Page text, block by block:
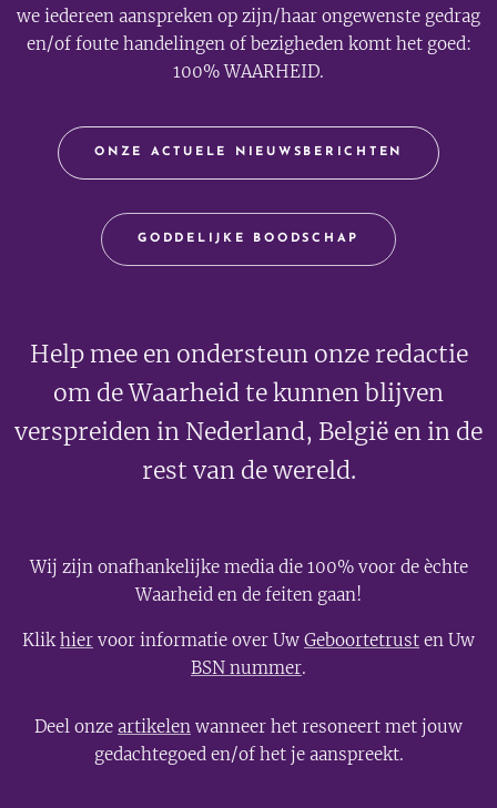
we iedereen aanspreken op zijn/haar ongewenste gedrag
en/of foute handelingen of bezigheden komt het goed:
100% WAARHEID.
ONZE ACTUELE NIEUWSBERICHTEN
GODDELIJKE BOODSCHAP
Help mee en ondersteun onze redactie
om de Waarheid te kunnen blijven
verspreiden in Nederland, België en in de
rest van de wereld.
Wij zijn onafhankelijke media die 100% voor de èchte
Waarheid en de feiten gaan!
Klikhier voor informatie over Uw Geboortetrust en Uw
BSN nummer.
Deel onze artikelen wanneer het resoneert met jouw
gedachtegoed en/of het je aanspreekt.